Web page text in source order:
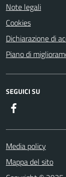
Note legali
Cookies
Dichiarazione di
Piano di
SEGUICI SU
Media policy
Mappa del sito